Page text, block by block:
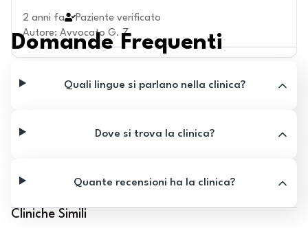
2 anni fa
Paziente verificato
Autore: Avvocato G. Z.
Domande Frequenti
Quali lingue si parlano nella clinica?
Dove si trova la clinica?
Quante recensioni ha la clinica?
Cliniche Simili